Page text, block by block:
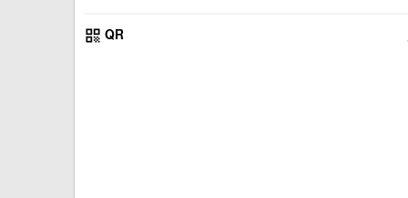
QR
qr_code